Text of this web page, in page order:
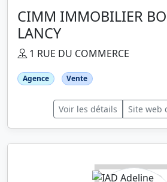
CIMM IMMOBILIER
LANCY
1 RUE DU COMMERCE
Agence Vente
Voir les détails Site web